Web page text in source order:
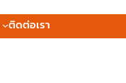
ติดต่อเรา